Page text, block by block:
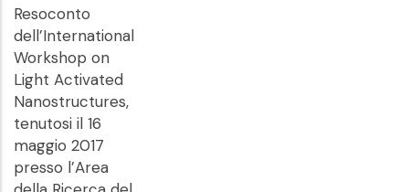
Resoconto
dell’International
Workshop on
Light Activated
Nanostructures,
tenutosi il 16
maggio 2017
presso l’Area